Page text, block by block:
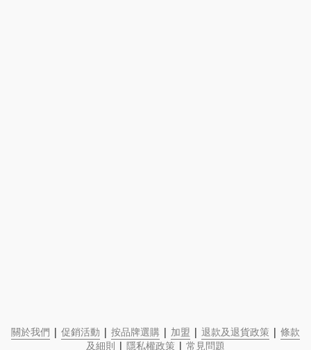
關於我們 | 促銷活動 | 按品牌選購 | 加盟 | 退款及退貨政策 | 條款
及細則 | 隱私權政策 | 常見問題